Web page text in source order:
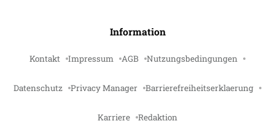
Information
Kontakt Impressum AGB Nutzungsbedingungen
Datenschutz Privacy Manager Barrierefreiheitserklaerung
Karriere Redaktion